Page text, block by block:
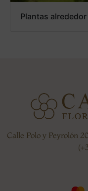
Plantas
Calle Polo y Peyrolón